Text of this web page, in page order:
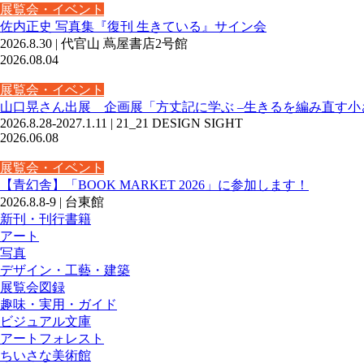
展覧会・イベント
佐内正史 写真集『復刊 生きている』サイン会
2026.8.30 | 代官山 蔦屋書店2号館
2026.08.04
展覧会・イベント
山口晃さん出展 企画展「方丈記に学ぶ –生きるを編み直す小
2026.8.28-2027.1.11 | 21_21 DESIGN SIGHT
2026.06.08
展覧会・イベント
【青幻舎】「BOOK MARKET 2026」に参加します！
2026.8.8-9 | 台東館
新刊・刊行書籍
アート
写真
デザイン・工藝・建築
展覧会図録
趣味・実用・ガイド
ビジュアル文庫
アートフォレスト
ちいさな美術館